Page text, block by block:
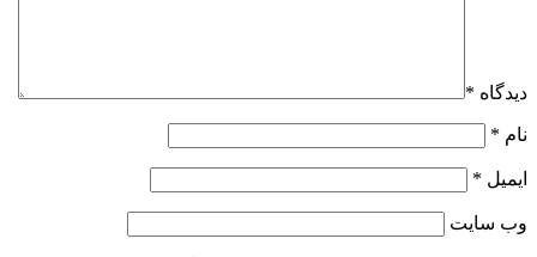
دیدگاه *
نام *
ایمیل *
وب‌ سایت